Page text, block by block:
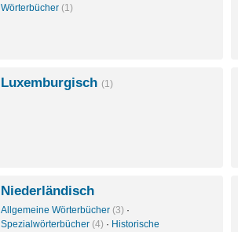
Wörterbücher (1)
Luxemburgisch (1)
Niederländisch
Allgemeine Wörterbücher (3) ·
Spezialwörterbücher (4) · Historische